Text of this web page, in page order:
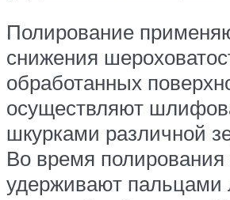
Полирование
снижения
обработанных
осуществляют
шкурками различной
Во время полирования
удерживают пальцами